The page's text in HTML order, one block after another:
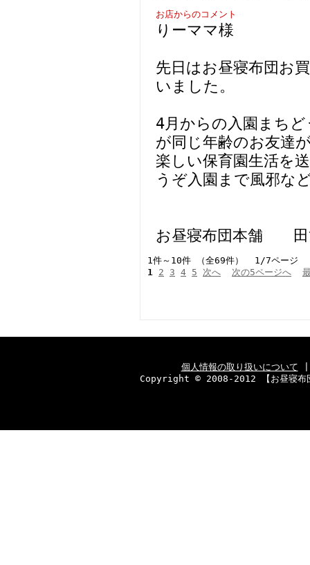
お店からのコメント
りーママ様
先日はお昼寝布団お
いました。
4月からの入園まち
が同じ年齢のお友達
楽しい保育園生活を
うぞ入園まで風邪な
お昼寝布団本舗 田
1件～10件 （全69件） 1/7ページ
1 2 3 4 5 次へ 次の5ページへ
個人情報の取り扱いについて
Copyright © 2008-2012 【お昼